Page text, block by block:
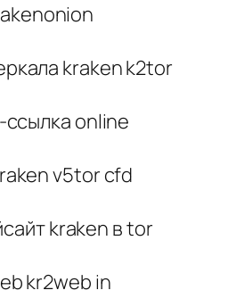
kraken k2tor
online
v5tor cfd
kraken в tor
kr2web in